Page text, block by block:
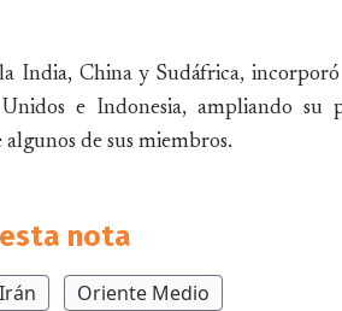
India, China y Sudáfrica,
e Indonesia, ampliando su
de sus miembros.
nota
Irán Oriente Medio